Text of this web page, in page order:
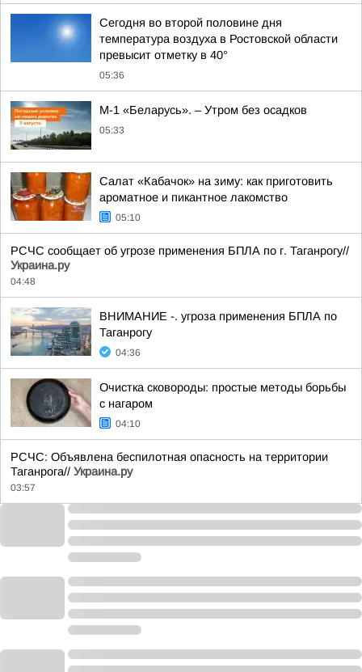
Сегодня во второй половине дня
температура воздуха в Ростовской области
превысит отметку в 40°
05:36
М-1 «Беларусь». – Утром без осадков
05:33
Салат «Кабачок» на зиму: как приготовить
ароматное и пикантное лакомство
05:10
РСЧС сообщает об угрозе применения БПЛА по г. Таганрогу//
Украина.ру
04:48
ВНИМАНИЕ -. угроза применения БПЛА по
Таганрогу
04:36
Очистка сковороды: простые методы борьбы
с нагаром
04:10
РСЧС: Объявлена беспилотная опасность на территории
Таганрога// Украина.ру
03:57